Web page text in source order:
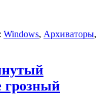
Windows, Архиваторы,
грозный